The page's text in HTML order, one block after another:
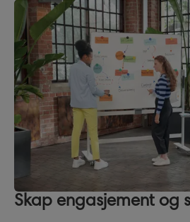
Skap engasjement og